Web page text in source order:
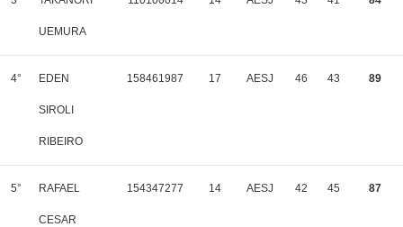
UEMURA
4° EDEN
SIROLI
RIBEIRO
158461987 17 AESJ 46 43 89
5° RAFAEL
CESAR
154347277 14 AESJ 42 45 87